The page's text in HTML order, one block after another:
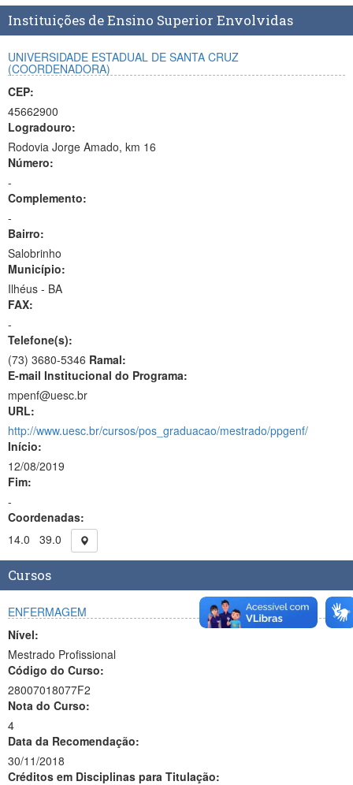
Instituições de Ensino Superior Envolvidas
UNIVERSIDADE ESTADUAL DE SANTA CRUZ
(COORDENADORA)
CEP:
45662900
Logradouro:
Rodovia Jorge Amado, km 16
Número:
-
Complemento:
-
Bairro:
Salobrinho
Município:
Ilhéus - BA
FAX:
-
Telefone(s):
(73) 3680-5346 Ramal:
E-mail Institucional do Programa:
mpenf@uesc.br
URL:
http://www.uesc.br/cursos/pos_graduacao/mestrado/ppgenf/
Início:
12/08/2019
Fim:
-
Coordenadas:
14.0
39.0
Cursos
ENFERMAGEM
Nível:
Mestrado Profissional
Código do Curso:
28007018077F2
Nota do Curso:
4
Data da Recomendação:
30/11/2018
Créditos em Disciplinas para Titulação: